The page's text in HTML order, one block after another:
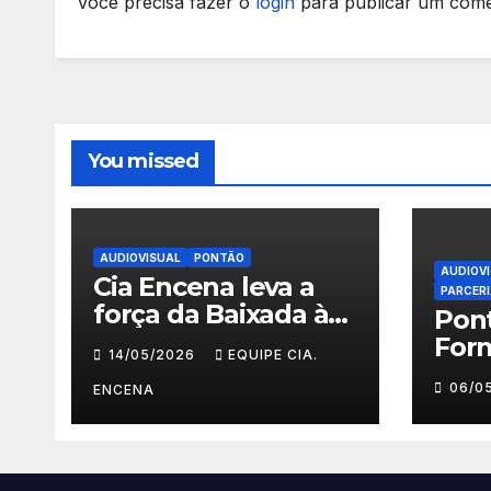
You missed
AUDIOVISUAL PONTÃO
Cia Encena leva a
força da Baixada à
ACRJ e abre
inscrições para a 2ª
turma do Fazendo
Meu Primeiro
Iguaçu
14/05/2026 EQUIPE CIA.
ENCENA 06/